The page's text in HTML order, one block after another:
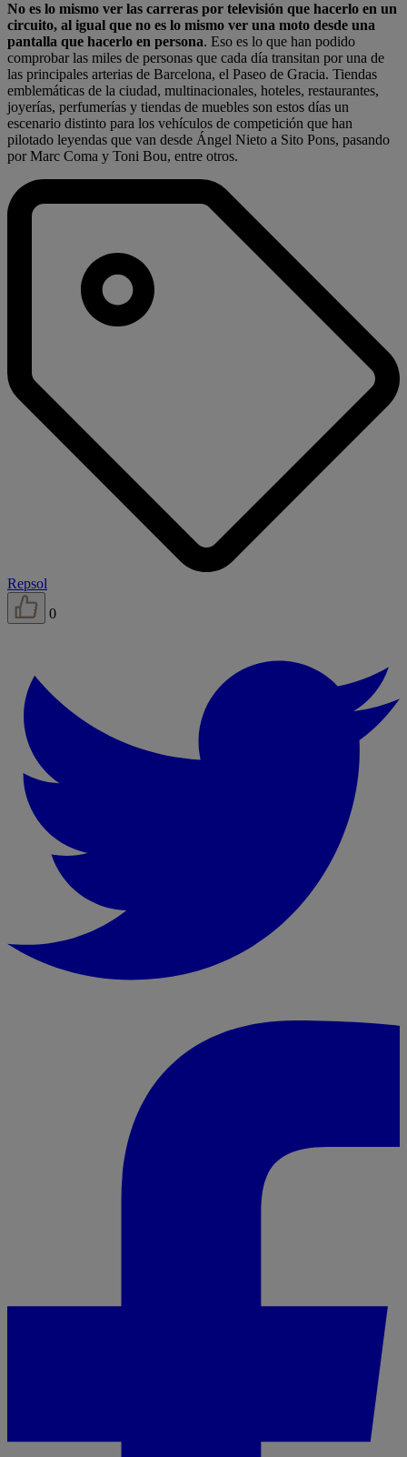
No es lo mismo ver las carreras por televisión que hacerlo en un
circuito, al igual que no es lo mismo ver una moto desde una
pantalla que hacerlo en persona. Eso es lo que han podido
comprobar las miles de personas que cada día transitan por una de
las principales arterias de Barcelona, el Paseo de Gracia. Tiendas
emblemáticas de la ciudad, multinacionales, hoteles, restaurantes,
joyerías, perfumerías y tiendas de muebles son estos días un
escenario distinto para los vehículos de competición que han
pilotado leyendas que van desde Ángel Nieto a Sito Pons, pasando
por Marc Coma y Toni Bou, entre otros.
Repsol
0